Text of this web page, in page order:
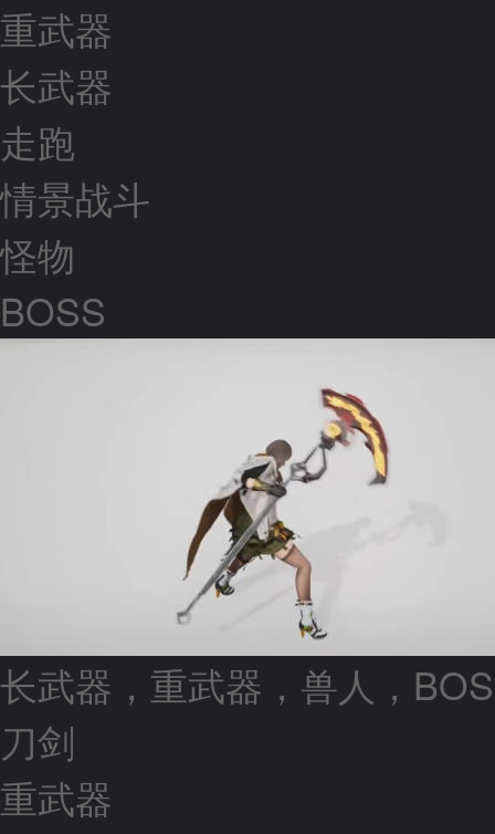
重武器
长武器
走跑
情景战斗
怪物
BOSS
长武器，重武器，兽人，
刀剑
重武器